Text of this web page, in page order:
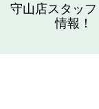
守山店スタッ
情報！